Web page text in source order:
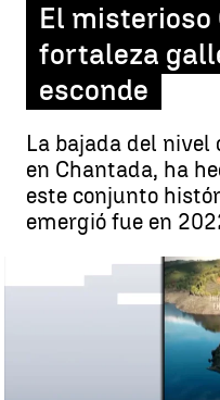
El misterioso
fortaleza
esconde
La bajada del nivel
en Chantada, ha
este conjunto
emergió fue en
La bajada del nivel del